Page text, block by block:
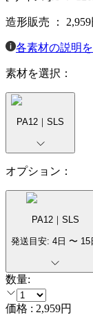
造形販売 ： 2,959
各素材の説明
素材を選択：
PA12｜SLS
オプション：
PA12｜SLS
発送目安: 4 日 〜 15
数量:
価格 : 2,959円